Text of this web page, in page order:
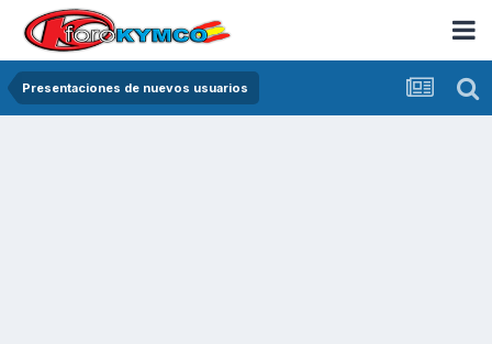
Presentaciones de nuevos usuarios